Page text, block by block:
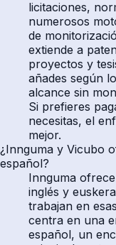
licitaciones,
numerosos
de
extiende a
proyectos y
añades según
alcance sin
Si prefieres
necesitas, el
mejor.
¿Innguma y Vicubo
español?
Innguma
inglés y
trabajan en
centra en una
español, un